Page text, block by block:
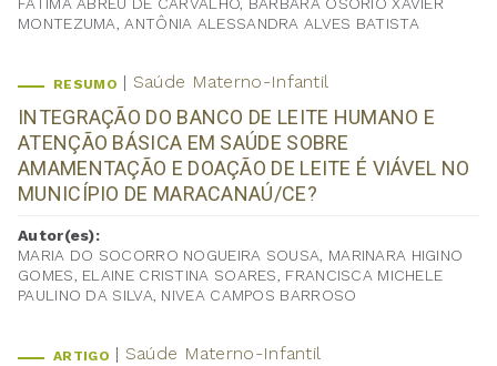
MONTEZUMA, ANTÔNIA ALESSANDRA ALVES BATISTA
RESUMO Saúde Materno-Infantil
INTEGRAÇÃO DO BANCO DE LEITE HUMANO E
ATENÇÃO BÁSICA EM SAÚDE SOBRE
AMAMENTAÇÃO E DOAÇÃO DE LEITE É VIÁVEL NO
MUNICÍPIO DE MARACANAÚ/CE?
Autor(es):
MARIA DO SOCORRO NOGUEIRA SOUSA, MARINARA HIGINO
GOMES, ELAINE CRISTINA SOARES, FRANCISCA MICHELE
PAULINO DA SILVA, NIVEA CAMPOS BARROSO
ARTIGO Saúde Materno-Infantil